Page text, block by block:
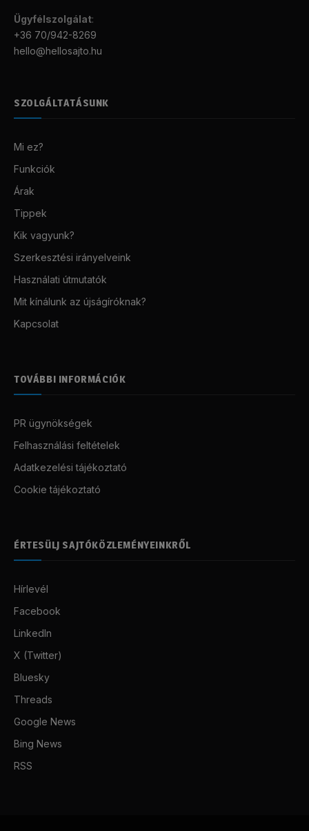
Ügyfélszolgálat:
+36 70/942-8269
hello@hellosajto.hu
SZOLGÁLTATÁSUNK
Mi ez?
Funkciók
Árak
Tippek
Kik vagyunk?
Szerkesztési irányelveink
Használati útmutatók
Mit kínálunk az újságíróknak?
Kapcsolat
TOVÁBBI INFORMÁCIÓK
PR ügynökségek
Felhasználási feltételek
Adatkezelési tájékoztató
Cookie tájékoztató
ÉRTESÜLJ SAJTÓKÖZLEMÉNYEINKRŐL
Hírlevél
Facebook
LinkedIn
X (Twitter)
Bluesky
Threads
Google News
Bing News
RSS